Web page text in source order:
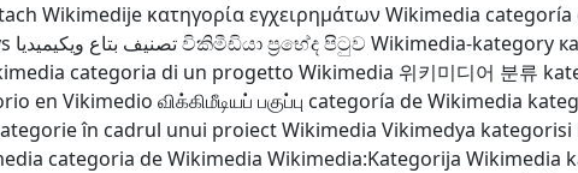
Wikimedije κατηγορία εγχειρημάτων Wikimedia categoría
تصنيف بتاع ويكيميدياවිකිමීඩියා ප්‍රභේද පිටුව Wikimedia-kategory
categoria di un progetto Wikimedia 위키미디어 분류
en Vikimedio விக்கிமீடியப் பகுப்பு categoría de Wikimedia
în cadrul unui proiect Wikimedia Vikimedya kategorisi
categoria de Wikimedia Wikimedia:Kategorija Wikimedia